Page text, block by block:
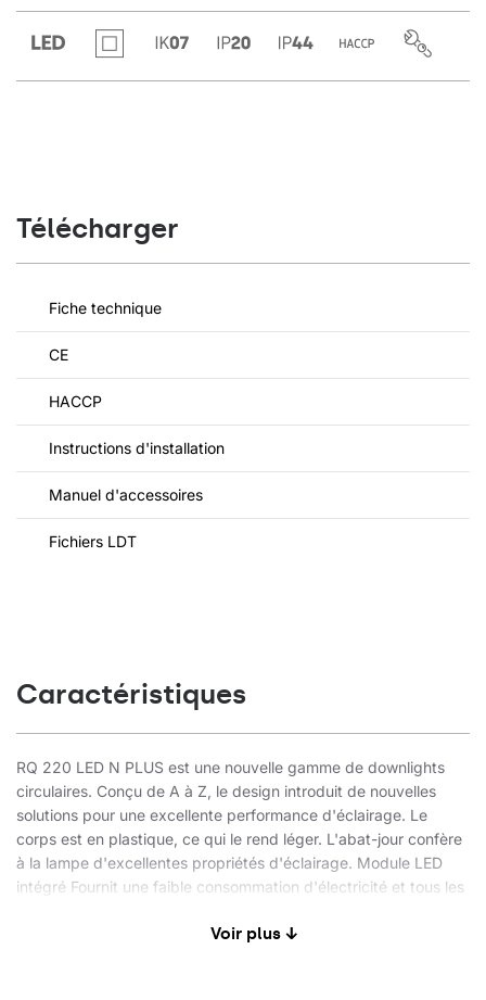
Télécharger
Fiche technique
CE
HACCP
Instructions d'installation
Manuel d'accessoires
Fichiers LDT
Caractéristiques
RQ 220 LED N PLUS est une nouvelle gamme de downlights
circulaires. Conçu de A à Z, le design introduit de nouvelles
solutions pour une excellente performance d'éclairage. Le
corps est en plastique, ce qui le rend léger. L'abat-jour confère
à la lampe d'excellentes propriétés d'éclairage. Module LED
intégré Fournit une faible consommation d'électricité et tous les
Voir plus ↓